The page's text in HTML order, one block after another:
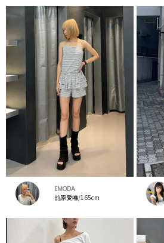
EMODA
前原愛唯/165cm